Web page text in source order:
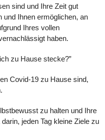
sind und Ihre Zeit gut
und Ihnen ermöglichen, an
Ihres vollen
haben.
zu Hause stecke?”
Covid-19 zu Hause sind,
zu halten und Ihre
jeden Tag kleine Ziele zu